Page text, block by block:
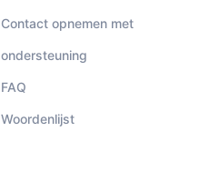
Contact opnemen met
ondersteuning
FAQ
Woordenlijst